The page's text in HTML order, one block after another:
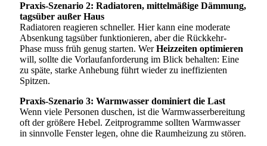
Praxis-Szenario 2: Radiatoren, mittelmäßige Dämmung,
tagsüber außer Haus
Radiatoren reagieren schneller. Hier kann eine moderate
Absenkung tagsüber funktionieren, aber die Rückkehr-
Phase muss früh genug starten. WerHeizzeiten optimieren
will, sollte die Vorlaufanforderung im Blick behalten: Eine
zu späte, starke Anhebung führt wieder zu ineffizienten
Spitzen.
Praxis-Szenario 3: Warmwasser dominiert die Last
Wenn viele Personen duschen, ist die Warmwasserbereitung
oft der größere Hebel. Zeitprogramme sollten Warmwasser
in sinnvolle Fenster legen, ohne die Raumheizung zu stören.